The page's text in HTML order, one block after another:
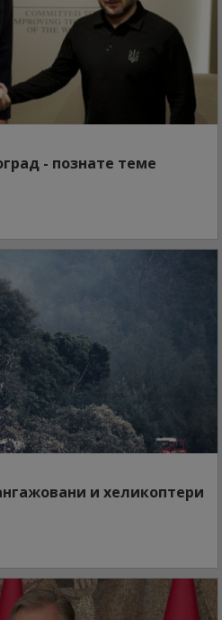
- познате теме
и хеликоптери